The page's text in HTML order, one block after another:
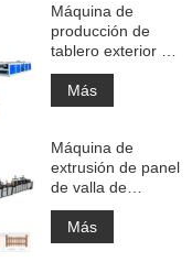
Máquina de
producción de
tablero exterior de
WPC / máquina
de fabricación
Más
Máquina de
extrusión de panel
de valla de
WPC/máquina de
producción
Más